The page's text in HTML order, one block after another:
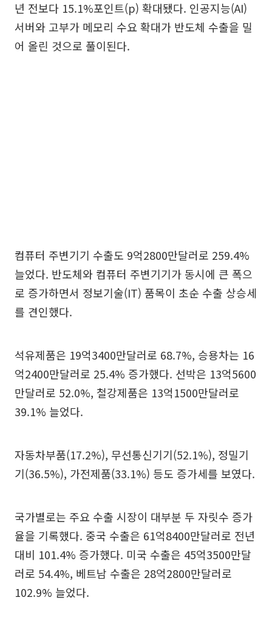
년 전보다 15.1%포인트(p) 확대됐다. 인공지능(AI)
서버와 고부가 메모리 수요 확대가 반도체 수출을 밀
어 올린 것으로 풀이된다.
컴퓨터 주변기기 수출도 9억2800만달러로 259.4%
늘었다. 반도체와 컴퓨터 주변기기가 동시에 큰 폭으
로 증가하면서 정보기술(IT) 품목이 초순 수출 상승세
를 견인했다.
석유제품은 19억3400만달러로 68.7%, 승용차는 16
억2400만달러로 25.4% 증가했다. 선박은 13억5600
만달러로 52.0%, 철강제품은 13억1500만달러로
39.1% 늘었다.
자동차부품(17.2%), 무선통신기기(52.1%), 정밀기
기(36.5%), 가전제품(33.1%) 등도 증가세를 보였다.
국가별로는 주요 수출 시장이 대부분 두 자릿수 증가
율을 기록했다. 중국 수출은 61억8400만달러로 전년
대비 101.4% 증가했다. 미국 수출은 45억3500만달
러로 54.4%, 베트남 수출은 28억2800만달러로
102.9% 늘었다.